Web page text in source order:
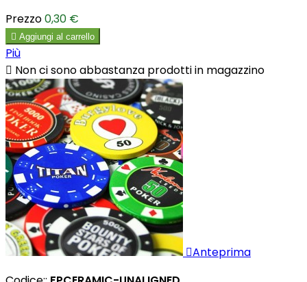
Prezzo0,30 €
 Aggiungi al carrello
Più
 Non ci sono abbastanza prodotti in magazzino
Anteprima